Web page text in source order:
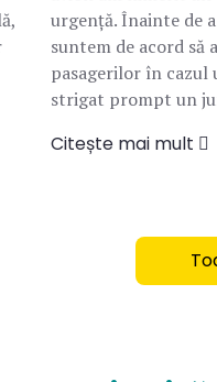
urgență. Înainte de
suntem de acord să
pasagerilor în cazul
strigat prompt un
Citește mai mult